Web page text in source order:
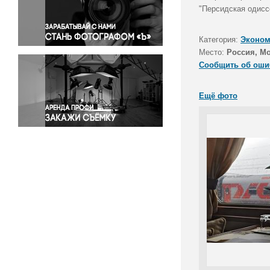
Правосудие
Происшествия и конфликты
Религия
Светская жизнь
Спорт
Экология
Экономика и бизнес
"Персидская
Категория:
Место: Россия,
Сообщить об
Ещё фото